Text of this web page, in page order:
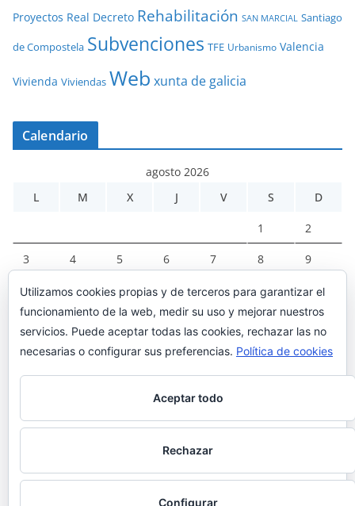
Proyectos Real Decreto Rehabilitación SAN MARCIAL Santiago
de Compostela Subvenciones TFE Urbanismo Valencia
Vivienda Viviendas Web xunta de galicia
Calendario
agosto 2026
L
M X J V S D
1 2
3 4 5 6 7 8 9
10 11 12 13 14 15 16
17 18 19 20 21 22 23
24 25 26 27 28 29 30
« Mar
Utilizamos cookies propias y de terceros para garantizar el
funcionamiento de la web, medir su uso y mejorar nuestros
servicios. Puede aceptar todas las cookies, rechazar las no
necesarias o configurar sus preferencias. Política de cookies
Aceptar todo
Rechazar
Configurar